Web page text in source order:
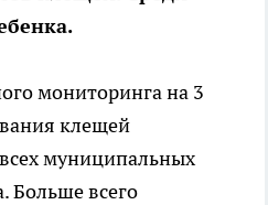
мониторинга на 3
клещей
муниципальных
Больше всего